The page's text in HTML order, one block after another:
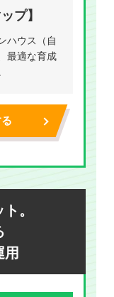
プ】
ハウス（自
最適な育成
。
用